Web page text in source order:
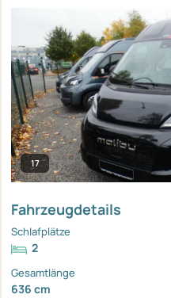
17
Fahrzeugdetails
Schlafplätze
2
Gesamtlänge
636 cm